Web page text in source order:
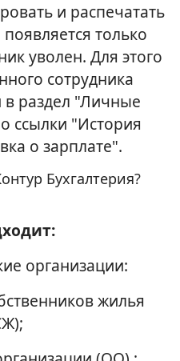
и распечатать
только
уволен. Для этого
сотрудника
в раздел "Личные
ссылки "История
о зарплате".
Бухгалтерия?
организации:
жилья